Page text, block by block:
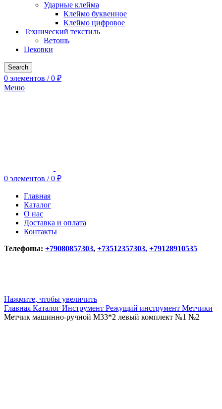
Ударные клейма
Клеймо буквенное
Клеймо цифровое
Технический текстиль
Ветошь
Цековки
Search
0 элементов / 0 ₽
Меню
0 элементов / 0 ₽
Главная
Каталог
О нас
Доставка и оплата
Контакты
Телефоны: +79080857303, +73512357303, +79128910535
Нажмите, чтобы увеличить
Главная Каталог Инструмент Режущий инструмент Метчики
Метчик машинно-ручной М33*2 левый комплект №1 №2